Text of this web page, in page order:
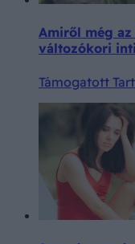
Amiről még az
változókori
Támogatott